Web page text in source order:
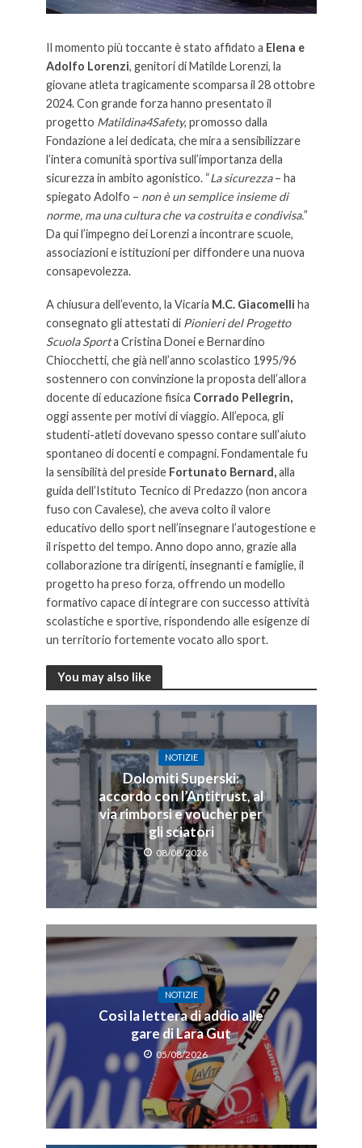
Il momento più toccante è stato affidato a Elena e
Adolfo Lorenzi, genitori di Matilde Lorenzi, la
giovane atleta tragicamente scomparsa il 28 ottobre
2024. Con grande forza hanno presentato il
progetto Matildina4Safety, promosso dalla
Fondazione a lei dedicata, che mira a sensibilizzare
l’intera comunità sportiva sull’importanza della
sicurezza in ambito agonistico. “La sicurezza– ha
spiegato Adolfo – non è un semplice insieme di
norme, ma una cultura che va costruita e condivisa.”
Da qui l’impegno dei Lorenzi a incontrare scuole,
associazioni e istituzioni per diffondere una nuova
consapevolezza.
A chiusura dell’evento, la Vicaria M.C. Giacomelli ha
consegnato gli attestati di Pionieri del Progetto
Scuola Sporta Cristina Donei e Bernardino
Chiocchetti, che già nell’anno scolastico 1995/96
sostennero con convinzione la proposta dell’allora
docente di educazione fisica Corrado Pellegrin,
oggi assente per motivi di viaggio. All’epoca, gli
studenti-atleti dovevano spesso contare sull’aiuto
spontaneo di docenti e compagni. Fondamentale fu
la sensibilità del preside Fortunato Bernard,alla
guida dell’Istituto Tecnico di Predazzo (non ancora
fuso con Cavalese), che aveva colto il valore
educativo dello sport nell’insegnare l’autogestione e
il rispetto del tempo. Anno dopo anno, grazie alla
collaborazione tra dirigenti, insegnanti e famiglie, il
progetto ha preso forza, offrendo un modello
formativo capace di integrare con successo attività
scolastiche e sportive, rispondendo alle esigenze di
un territorio fortemente vocato allo sport.
You may also like
NOTIZIE
Dolomiti Superski:
accordo con l’Antitrust, al
via rimborsi e voucher per
gli sciatori
08/08/2026
NOTIZIE
Così la lettera di addio alle
gare di Lara Gut
05/08/2026